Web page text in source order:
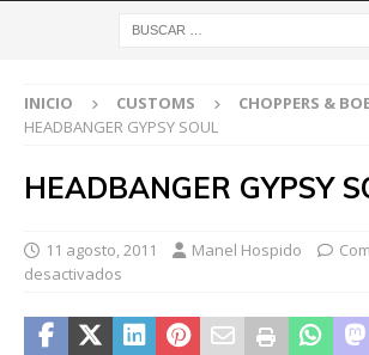
INICIO CUSTOMS
CHOPPERS &
HEADBANGER GYPSY SOUL
HEADBANGER GYPSY
11 agosto, 2011 Manel Hospido
desactivados